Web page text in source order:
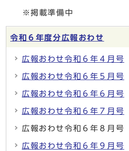
※掲載準備中
令和６年度分広報おわせ
広報おわせ令和６年４月号
広報おわせ令和６年５月号
広報おわせ令和６年６月号
広報おわせ令和６年７月号
広報おわせ令和６年８月号
広報おわせ令和６年９月号